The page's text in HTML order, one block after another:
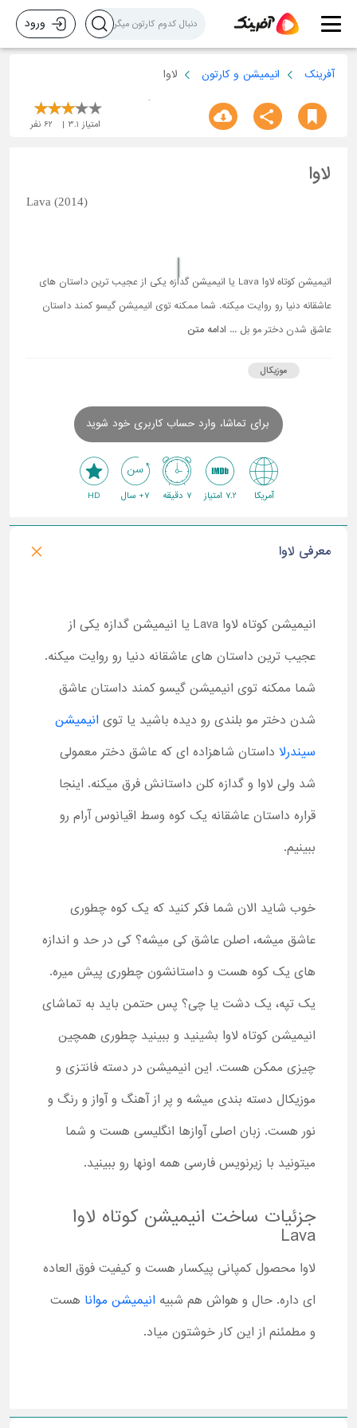
ورود
آفرینک انیمیشن و کارتون لاوا
امتیاز 3.1
62 نفر
لاوا
Lava (2014)
انیمیشن کوتاه لاوا Lava یا انیمیشن گدازه یکی از عجیب ترین داستان های
عاشقانه دنیا رو روایت میکنه. شما ممکنه توی انیمیشن گیسو کمند داستان
عاشق شدن دختر مو بل ... ادامه متن
موزیکال
برای تماشا، وارد حساب کاربری خود شوید
آمریکا 7.2 امتیاز 7 دقیقه 7+ سال HD
معرفی لاوا
انیمیشن کوتاه لاوا Lava یا انیمیشن گدازه یکی از
عجیب ترین داستان های عاشقانه دنیا رو روایت میکنه.
شما ممکنه توی انیمیشن گیسو کمند داستان عاشق
شدن دختر مو بلندی رو دیده باشید یا توی انیمیشن
سیندرلا داستان شاهزاده ای که عاشق دختر معمولی
شد ولی لاوا و گدازه کلن داستانش فرق میکنه. اینجا
قراره داستان عاشقانه یک کوه وسط اقیانوس آرام رو
ببینیم.
خوب شاید الان شما فکر کنید که یک کوه چطوری
عاشق میشه، اصلن عاشق کی میشه؟ کی در حد و اندازه
های یک کوه هست و داستانشون چطوری پیش میره.
یک تپه، یک دشت یا چی؟ پس حتمن باید به تماشای
انیمیشن کوتاه لاوا بشینید و ببینید چطوری همچین
چیزی ممکن هست. این انیمیشن در دسته فانتزی و
موزیکال دسته بندی میشه و پر از آهنگ و آواز و رنگ و
نور هست. زبان اصلی آوازها انگلیسی هست و شما
میتونید با زیرنویس فارسی همه اونها رو ببینید.
جزئیات ساخت انیمیشن کوتاه لاوا
Lava
لاوا محصول کمپانی پیکسار هست و کیفیت فوق العاده
ای داره. حال و هواش هم شبیه انیمیشن موانا هست
و مطمئنم از این کار خوشتون میاد.